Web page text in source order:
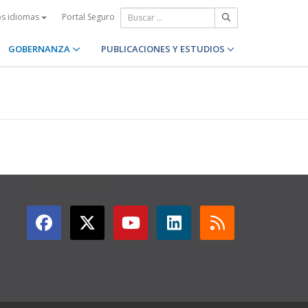
idiomas Portal Seguro
GOBERNANZA PUBLICACIONES Y ESTUDIOS